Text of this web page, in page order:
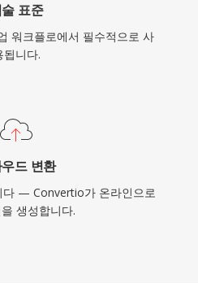
표준
워크플로에서 필수적으로 사
됩니다.
드 변환
다 — Convertio가 온라인으로
생성합니다.